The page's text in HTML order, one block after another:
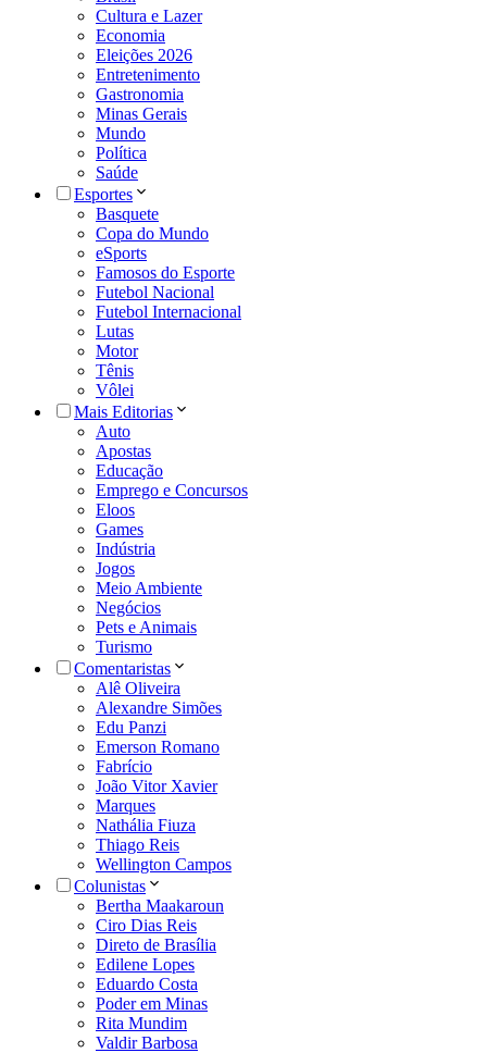
Cultura e Lazer
Economia
Eleições 2026
Entretenimento
Gastronomia
Minas Gerais
Mundo
Política
Saúde
Esportes
Basquete
Copa do Mundo
eSports
Famosos do Esporte
Futebol Nacional
Futebol Internacional
Lutas
Motor
Tênis
Vôlei
Mais Editorias
Auto
Apostas
Educação
Emprego e Concursos
Eloos
Games
Indústria
Jogos
Meio Ambiente
Negócios
Pets e Animais
Turismo
Comentaristas
Alê Oliveira
Alexandre Simões
Edu Panzi
Emerson Romano
Fabrício
João Vitor Xavier
Marques
Nathália Fiuza
Thiago Reis
Wellington Campos
Colunistas
Bertha Maakaroun
Ciro Dias Reis
Direto de Brasília
Edilene Lopes
Eduardo Costa
Poder em Minas
Rita Mundim
Valdir Barbosa